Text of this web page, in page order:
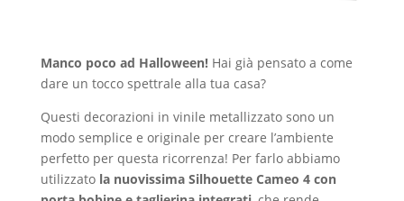
Manco poco ad Halloween!Hai già pensato a come
dare un tocco spettrale alla tua casa?
Questi decorazioni in vinile metallizzato sono un
modo semplice e originale per creare l’ambiente
perfetto per questa ricorrenza! Per farlo abbiamo
utilizzato la nuovissima Silhouette Cameo 4 con